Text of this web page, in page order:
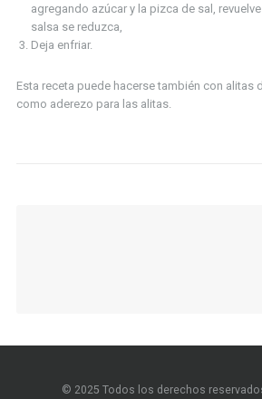
agregando azúcar y la pizca de sal,
salsa se reduzca,
Deja enfriar.
Esta receta puede hacerse también con alitas
como aderezo para las alitas.
© 2025 Todos los derechos